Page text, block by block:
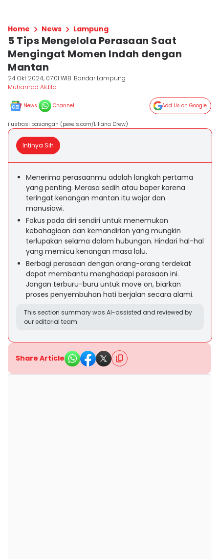
Home News Lampung
5 Tips Mengelola Perasaan Saat
Mengingat Momen Indah dengan
Mantan
24 Okt 2024, 07:01 WIB Bandar Lampung
Muhamad Aldifa
News Channel Add Us on Google
ilustrasi pasangan (pexels.com/Liliana Drew)
Intinya Sih
Menerima perasaanmu adalah langkah pertama
yang penting. Merasa sedih atau baper karena
teringat kenangan mantan itu wajar dan
manusiawi.
Fokus pada diri sendiri untuk menemukan
kebahagiaan dan kemandirian yang mungkin
terlupakan selama dalam hubungan. Hindari hal-hal
yang memicu kenangan masa lalu.
Berbagi perasaan dengan orang-orang terdekat
dapat membantu menghadapi perasaan ini.
Jangan terburu-buru untuk move on, biarkan
proses penyembuhan hati berjalan secara alami.
This section summary was AI-assisted and reviewed by
our editorial team.
Share Article